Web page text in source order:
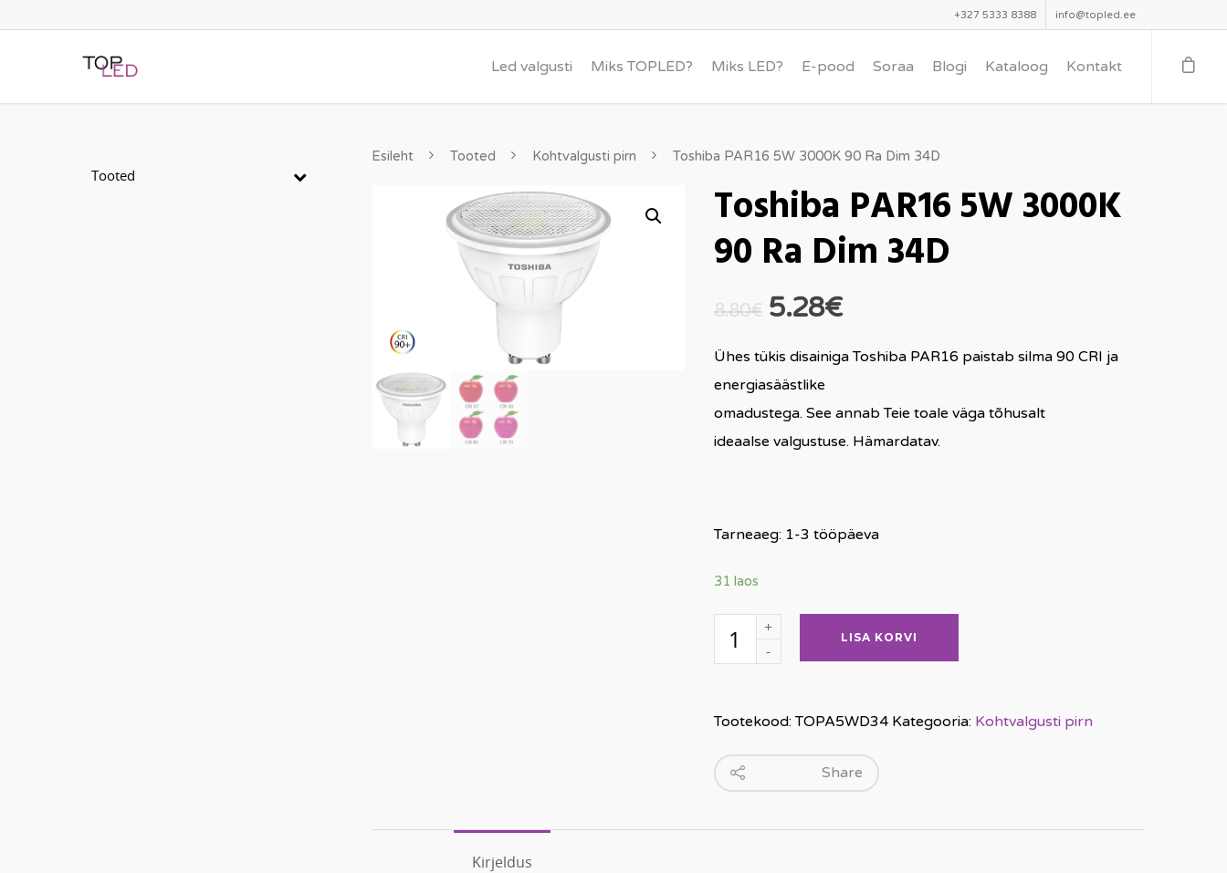
+327 5333 8388 info@topled.ee
Led valgusti Miks TOPLED? Miks LED? E-pood Soraa Blogi Kataloog Kontakt
Tooted
Esileht Tooted Kohtvalgusti pirn Toshiba PAR16 5W 3000K 90 Ra Dim 34D
Toshiba PAR16 5W 3000K
90 Ra Dim 34D
8.80€ 5.28€
Ühes tükis disainiga Toshiba PAR16 paistab silma 90 CRI ja
energiasäästlike
omadustega. See annab Teie toale väga tõhusalt
ideaalse valgustuse. Hämardatav.
Tarneaeg: 1-3 tööpäeva
31 laos
LISA KORVI
Tootekood:TOPA5WD34 Kategooria: Kohtvalgusti pirn
Share
Kirjeldus